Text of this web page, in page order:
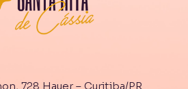
728 Hauer – Curitiba/PR